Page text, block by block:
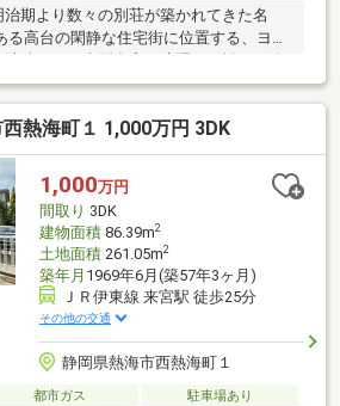
治期より数々の別荘が築かれてきた名
る高台の閑静な住宅街に位置する、ヨー
歩圏内にはスーパーやコンビニ、小学
ンパクトで生活至便な立地。また温泉
サンビーチもほど近く、暮らしの中で
受できます。歴史が育んだ穏やかなコ
も魅力です。
熱海町１ 1,000万円 3DK
1,000万円
間取り 3DK
建物面積86.39m2
土地面積261.05m2
築年月 1969年6月(築57年3ヶ月)
ＪＲ伊東線 来宮駅 徒歩25分
その他の交通
静岡県熱海市西熱海町１
都市ガス
駐車場あり